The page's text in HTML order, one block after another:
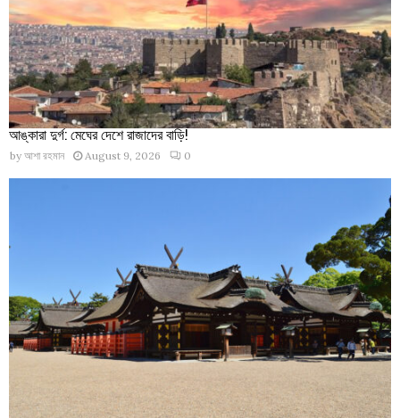
আঙ্কারা দুর্গ: মেঘের দেশে রাজাদের বাড়ি!
by আশা রহমান August 9, 2026 0